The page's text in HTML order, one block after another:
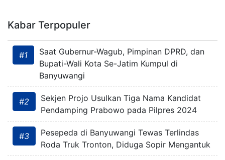
Kabar Terpopuler
#1
Saat Gubernur-Wagub, Pimpinan DPRD, dan
Bupati-Wali Kota Se-Jatim Kumpul di
Banyuwangi
#2
Sekjen Projo Usulkan Tiga Nama Kandidat
Pendamping Prabowo pada Pilpres 2024
#3
Pesepeda di Banyuwangi Tewas Terlindas
Roda Truk Tronton, Diduga Sopir Mengantuk